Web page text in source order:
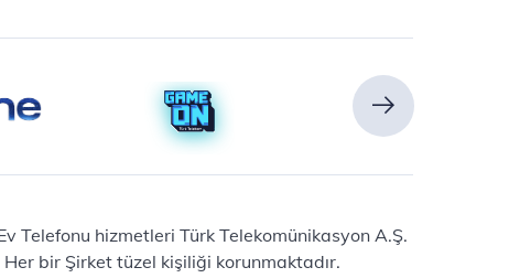
Telefonu hizmetleri Türk Telekomünikasyon A.Ş.
bir Şirket tüzel kişiliği korunmaktadır.